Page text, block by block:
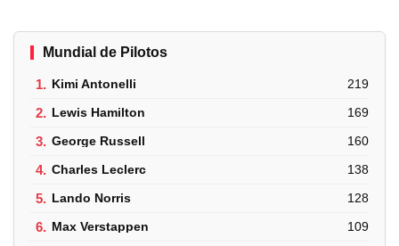
Mundial de Pilotos
1. Kimi Antonelli 219
2. Lewis Hamilton 169
3. George Russell 160
4. Charles Leclerc 138
5. Lando Norris 128
6. Max Verstappen 109